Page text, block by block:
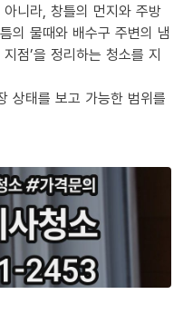
니라, 창틀의 먼지와 주방
의 물때와 배수구 주변의 냄
점’을 정리하는 청소를 지
상태를 보고 가능한 범위를